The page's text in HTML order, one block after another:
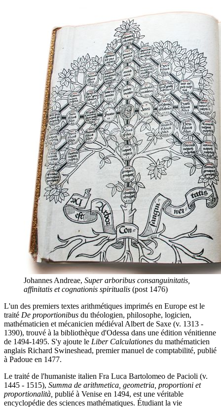
Johannes Andreae, Super arboribus consanguinitatis,
affinitatis et cognationis spiritualis (post 1476)
L'un des premiers textes arithmétiques imprimés en Europe est le
traité De proportionibus du théologien, philosophe, logicien,
mathématicien et mécanicien médiéval Albert de Saxe (v. 1313 -
1390), trouvé à la bibliothèque d'Odessa dans une édition vénitienne
de 1494-1495. S'y ajoute le Liber Calculationes du mathématicien
anglais Richard Swineshead, premier manuel de comptabilité, publié
à Padoue en 1477.
Le traité de l'humaniste italien Fra Luca Bartolomeo de Pacioli (v.
1445 - 1515), Summa de arithmetica, geometria, proportioni et
proportionalità, publié à Venise en 1494, est une véritable
encyclopédie des sciences mathématiques. Étudiant la vie